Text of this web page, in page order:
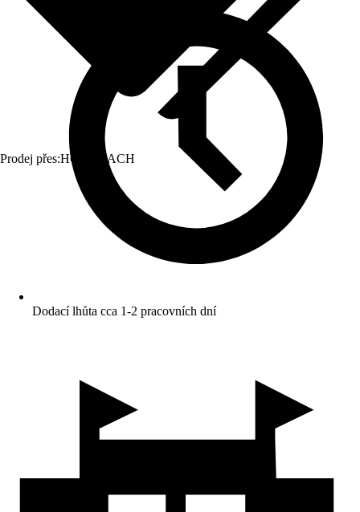
Prodej přes:HORNBACH
Dodací lhůta cca 1-2 pracovních dní